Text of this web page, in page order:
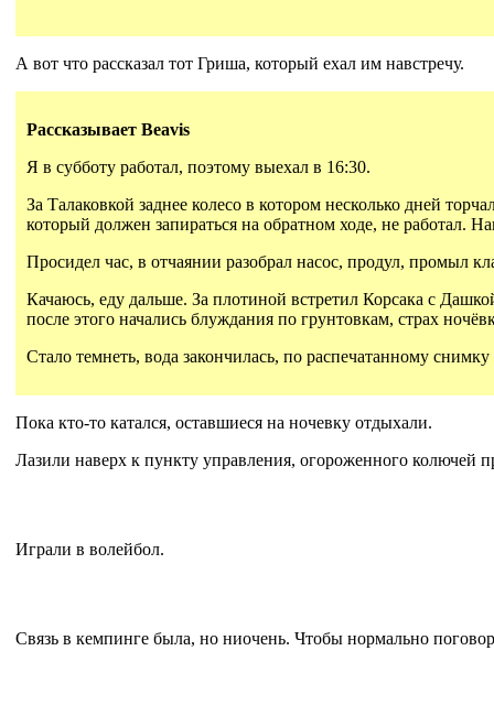
А вот что рассказал тот Гриша, который ехал им навстречу.
Рассказывает Beavis
Я в субботу работал, поэтому выехал в 16:30.
За Талаковкой заднее колесо в котором несколько дней
который должен запираться на обратном ходе, не работал.
Просидел час, в отчаянии разобрал насос, продул, промыл
Качаюсь, еду дальше. За плотиной встретил Корсака с
после этого начались блуждания по грунтовкам, страх
Стало темнеть, вода закончилась, по распечатанному
Пока кто-то катался, оставшиеся на ночевку отдыхали.
Лазили наверх к пункту управления, огороженного колючей
Играли в волейбол.
Связь в кемпинге была, но ниочень. Чтобы нормально